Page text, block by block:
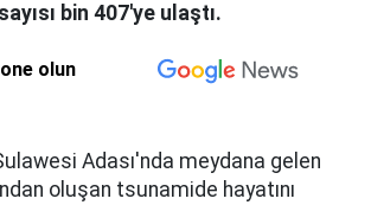
bin 407'ye ulaştı.
olun
Adası'nda meydana gelen
oluşan tsunamide hayatını